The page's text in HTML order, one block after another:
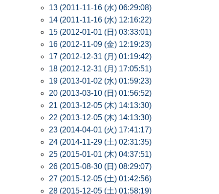
13 (2011-11-16 (水) 06:29:08)
14 (2011-11-16 (水) 12:16:22)
15 (2012-01-01 (日) 03:33:01)
16 (2012-11-09 (金) 12:19:23)
17 (2012-12-31 (月) 01:19:42)
18 (2012-12-31 (月) 17:05:51)
19 (2013-01-02 (水) 01:59:23)
20 (2013-03-10 (日) 01:56:52)
21 (2013-12-05 (木) 14:13:30)
22 (2013-12-05 (木) 14:13:30)
23 (2014-04-01 (火) 17:41:17)
24 (2014-11-29 (土) 02:31:35)
25 (2015-01-01 (木) 04:37:51)
26 (2015-08-30 (日) 08:29:07)
27 (2015-12-05 (土) 01:42:56)
28 (2015-12-05 (土) 01:58:19)